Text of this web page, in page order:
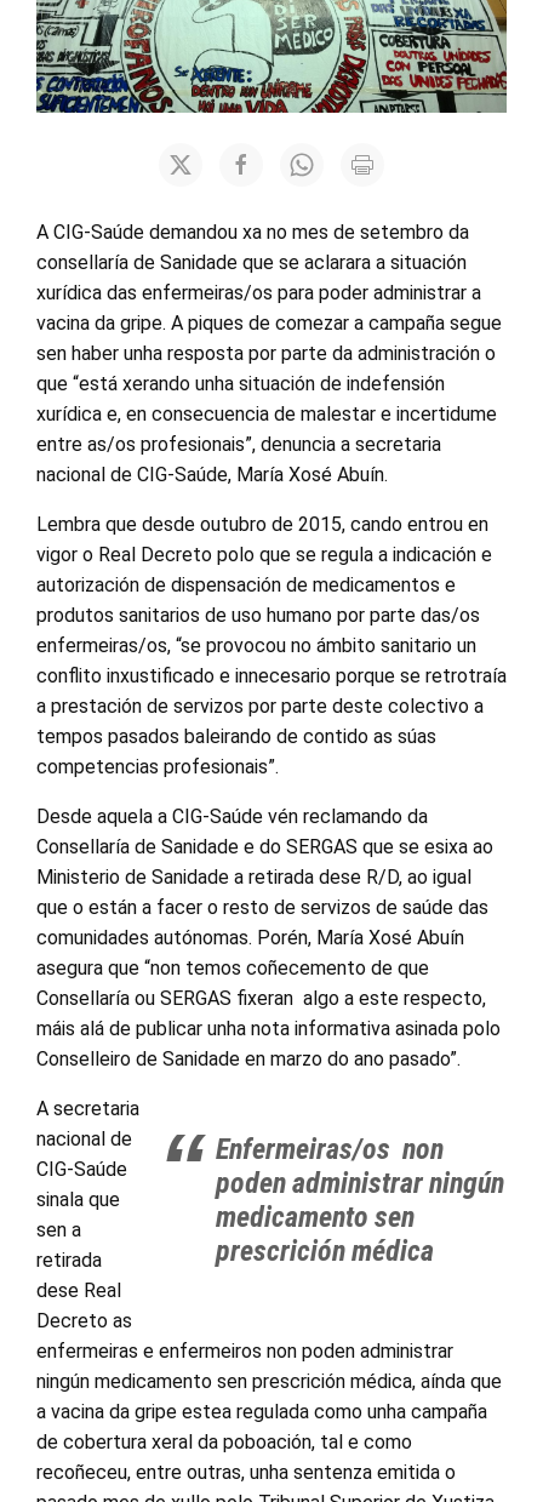
A CIG-Saúde demandou xa no mes de setembro da
consellaría de Sanidade que se aclarara a situación
xurídica das enfermeiras/os para poder administrar a
vacina da gripe. A piques de comezar a campaña segue
sen haber unha resposta por parte da administración o
que “está xerando unha situación de indefensión
xurídica e, en consecuencia de malestar e incertidume
entre as/os profesionais”, denuncia a secretaria
nacional de CIG-Saúde, María Xosé Abuín.
Lembra que desde outubro de 2015, cando entrou en
vigor o Real Decreto polo que se regula a indicación e
autorización de dispensación de medicamentos e
produtos sanitarios de uso humano por parte das/os
enfermeiras/os, “se provocou no ámbito sanitario un
conflito inxustificado e innecesario porque se retrotraía
a prestación de servizos por parte deste colectivo a
tempos pasados baleirando de contido as súas
competencias profesionais”.
Desde aquela a CIG-Saúde vén reclamando da
Consellaría de Sanidade e do SERGAS que se esixa ao
Ministerio de Sanidade a retirada dese R/D, ao igual
que o están a facer o resto de servizos de saúde das
comunidades autónomas. Porén, María Xosé Abuín
asegura que “non temos coñecemento de que
Consellaría ou SERGAS fixeran algo a este respecto,
máis alá de publicar unha nota informativa asinada polo
Conselleiro de Sanidade en marzo do ano pasado”.
Enfermeiras/os non
poden administrar ningún
medicamento sen
prescrición médica
A secretaria
nacional de
CIG-Saúde
sinala que
sen a
retirada
dese Real
Decreto as
enfermeiras e enfermeiros non poden administrar
ningún medicamento sen prescrición médica, aínda que
a vacina da gripe estea regulada como unha campaña
de cobertura xeral da poboación, tal e como
recoñeceu, entre outras, unha sentenza emitida o